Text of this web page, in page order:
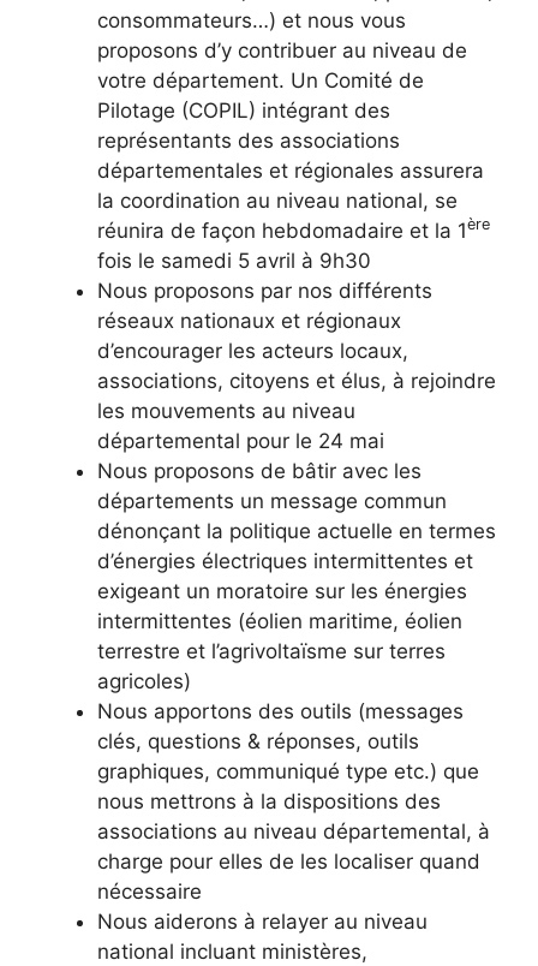
consommateurs…) et nous vous
proposons d’y contribuer au niveau de
votre département. Un Comité de
Pilotage (COPIL) intégrant des
représentants des associations
départementales et régionales assurera
la coordination au niveau national, se
réunira de façon hebdomadaire et la 1ère
fois le samedi 5 avril à 9h30
Nous proposons par nos différents
réseaux nationaux et régionaux
d’encourager les acteurs locaux,
associations, citoyens et élus, à rejoindre
les mouvements au niveau
départemental pour le 24 mai
Nous proposons de bâtir avec les
départements un message commun
dénonçant la politique actuelle en termes
d’énergies électriques intermittentes et
exigeant un moratoire sur les énergies
intermittentes (éolien maritime, éolien
terrestre et l’agrivoltaïsme sur terres
agricoles)
Nous apportons des outils (messages
clés, questions & réponses, outils
graphiques, communiqué type etc.) que
nous mettrons à la dispositions des
associations au niveau départemental, à
charge pour elles de les localiser quand
nécessaire
Nous aiderons à relayer au niveau
national incluant ministères,